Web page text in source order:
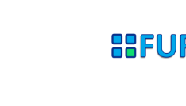
Aller
à
Aller
au